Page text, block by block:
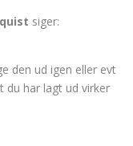
siger:
den ud igen eller evt
du har lagt ud virker